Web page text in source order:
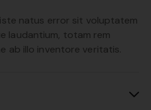
natus error sit voluptatem
laudantium, totam rem
ab illo inventore veritatis.